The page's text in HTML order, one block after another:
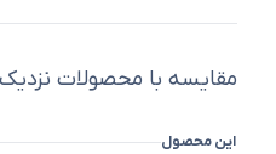
مقایسه با محصولات نزدیک
این محصول